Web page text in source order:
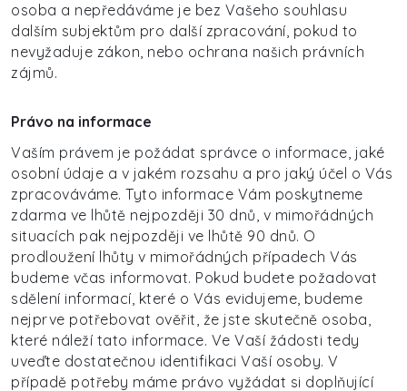
osoba a nepředáváme je bez Vašeho souhlasu
dalším subjektům pro další zpracování, pokud to
nevyžaduje zákon, nebo ochrana našich právních
zájmů.
Právo na informace
Vaším právem je požádat správce o informace, jaké
osobní údaje a v jakém rozsahu a pro jaký účel o Vás
zpracováváme. Tyto informace Vám poskytneme
zdarma ve lhůtě nejpozději 30 dnů, v mimořádných
situacích pak nejpozději ve lhůtě 90 dnů. O
prodloužení lhůty v mimořádných případech Vás
budeme včas informovat. Pokud budete požadovat
sdělení informací, které o Vás evidujeme, budeme
nejprve potřebovat ověřit, že jste skutečně osoba,
které náleží tato informace. Ve Vaší žádosti tedy
uveďte dostatečnou identifikaci Vaší osoby. V
případě potřeby máme právo vyžádat si doplňující